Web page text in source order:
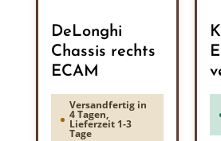
DeLonghi
Chassis rechts
ECAM
Versandfertig in
4 Tagen,
Lieferzeit 1-3
Tage